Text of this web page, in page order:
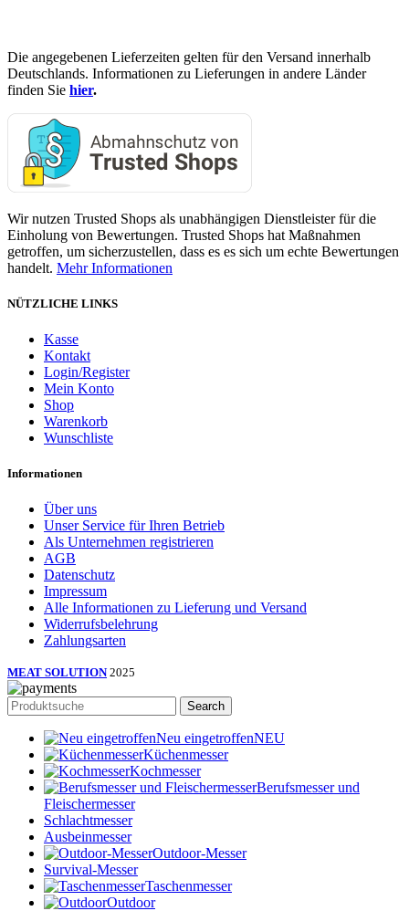
Die angegebenen Lieferzeiten gelten für den Versand innerhalb
Deutschlands. Informationen zu Lieferungen in andere Länder
finden Sie hier.
Wir nutzen Trusted Shops als unabhängigen Dienstleister für die
Einholung von Bewertungen. Trusted Shops hat Maßnahmen
getroffen, um sicherzustellen, dass es es sich um echte Bewertungen
handelt. Mehr Informationen
NÜTZLICHE LINKS
Kasse
Kontakt
Login/Register
Mein Konto
Shop
Warenkorb
Wunschliste
Informationen
Über uns
Unser Service für Ihren Betrieb
Als Unternehmen registrieren
AGB
Datenschutz
Impressum
Alle Informationen zu Lieferung und Versand
Widerrufsbelehrung
Zahlungsarten
MEAT SOLUTION 2025
Search
Neu eingetroffenNEU
Küchenmesser
Kochmesser
Berufsmesser und
Fleischermesser
Schlachtmesser
Ausbeinmesser
Outdoor-Messer
Survival-Messer
Taschenmesser
Outdoor